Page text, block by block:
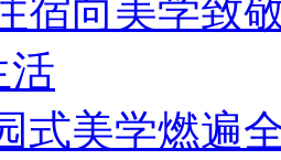
宿向美学致
活
式美学燃遍